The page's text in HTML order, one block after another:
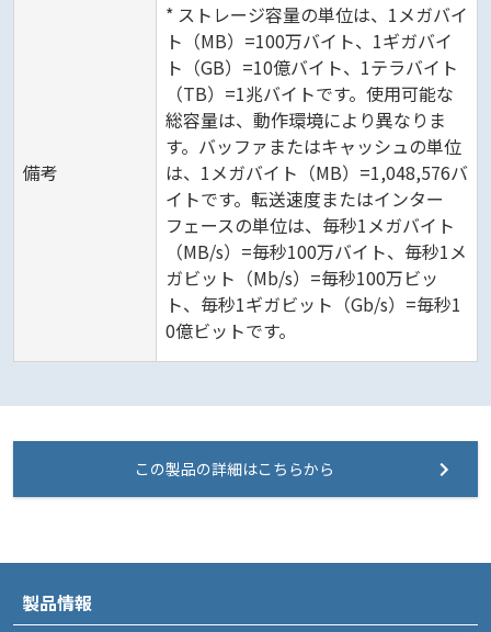
備考
* ストレージ容量の単位は、1メガバイ
ト（MB）=100万バイト、1ギガバイ
ト（GB）=10億バイト、1テラバイト
（TB）=1兆バイトです。使用可能な
総容量は、動作環境により異なりま
す。バッファまたはキャッシュの単位
は、1メガバイト（MB）=1,048,576バ
イトです。転送速度またはインター
フェースの単位は、毎秒1メガバイト
（MB/s）=毎秒100万バイト、毎秒1メ
ガビット（Mb/s）=毎秒100万ビッ
ト、毎秒1ギガビット（Gb/s）=毎秒1
0億ビットです。
この製品の詳細はこちらから
製品情報